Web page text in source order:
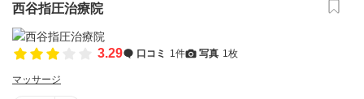
西谷指圧治療院
3.29 口コミ 1件 写真 1枚
マッサージ